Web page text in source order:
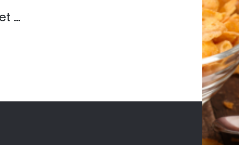
Rondleiding met degustatie 14/11/2026